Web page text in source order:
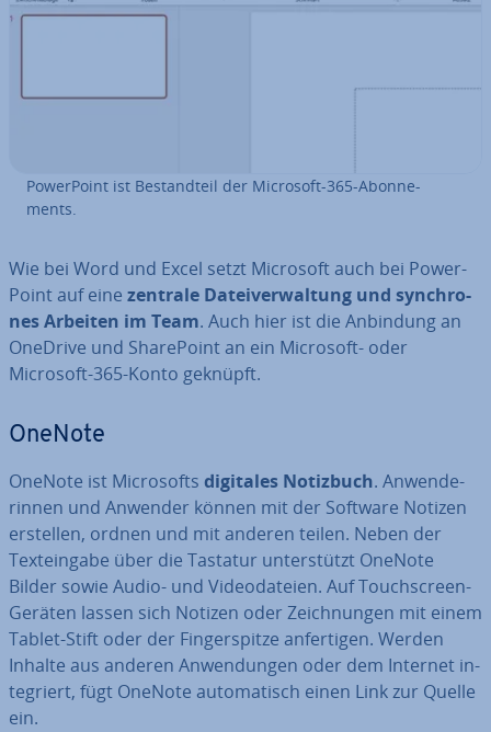
Power­Point ist Be­stand­teil der Microsoft-365-Abon­ne­
ments.
Wie bei Word und Excel setzt Microsoft auch bei Power­
Point auf eine zentrale Da­tei­ver­wal­tung und syn­chro­
nes Arbeiten im Team. Auch hier ist die Anbindung an
OneDrive und Share­Point an ein Microsoft- oder
Microsoft-365-Konto geknüpft.
OneNote
OneNote ist Mi­cro­softs digitales Notizbuch. An­wen­de­
rin­nen und Anwender können mit der Software Notizen
erstellen, ordnen und mit anderen teilen. Neben der
Text­ein­ga­be über die Tastatur un­ter­stützt OneNote
Bilder sowie Audio- und Vi­deo­da­tei­en. Auf Touch­screen-
Geräten lassen sich Notizen oder Zeich­nun­gen mit einem
Tablet-Stift oder der Fin­ger­spit­ze an­fer­ti­gen. Werden
Inhalte aus anderen An­wen­dun­gen oder dem Internet in­
te­griert, fügt OneNote au­to­ma­tisch einen Link zur Quelle
ein.